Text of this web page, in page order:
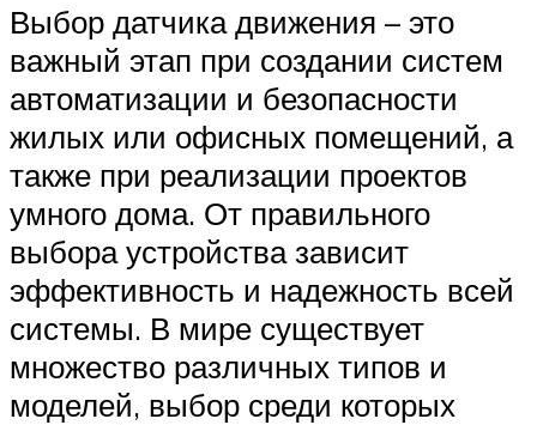
Выбор датчика движения – это
важный этап при создании систем
автоматизации и безопасности
жилых или офисных помещений, а
также при реализации проектов
умного дома. От правильного
выбора устройства зависит
эффективность и надежность всей
системы. В мире существует
множество различных типов и
моделей, выбор среди которых